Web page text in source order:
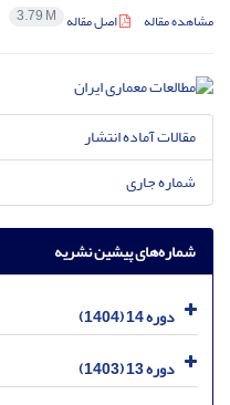
مشاهده مقاله اصل مقاله 3.79 M
مقالات آماده انتشار
شماره جاری
شماره‌های پیشین نشریه
دوره 14 (1404)
دوره 13 (1403)